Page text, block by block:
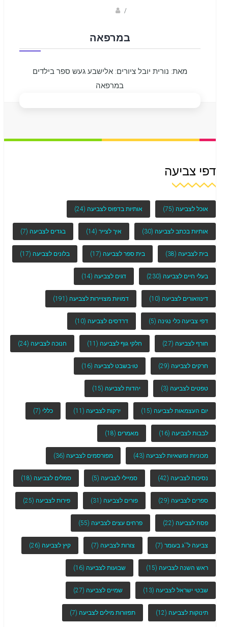
/
במרפאה
מאת: נורית יובל ציורים: אלישבע געש ספר בילדים
במרפאה
דפי צביעה
אוכל לצביעה (75) אותיות בדפוס לצביעה (24)
אותיות בכתב לצביעה (30) איך לצייר (14) בגדים לצביעה (7)
בית לצביעה (38) בית ספר לצביעה (17) בלונים לצביעה (17)
בעלי חיים לצביעה (230) דגים לצביעה (14)
דינוזאורים לצביעה (10) דמויות מצויירות לצביעה (191)
דפי צביעה כלי נגינה (5) דרדסים לצביעה (10)
חורף לצביעה (27) חלקי גוף לצביעה (11) חנוכה לצביעה (24)
חרקים לצביעה (29) טו-בשבט לצביעה (16)
טפטים לצביעה (3) יהדות לצביעה (15)
יום העצמאות לצביעה (15) ירקות לצביעה (11) כללי (7)
לבבות לצביעה (16) מאמרים (18)
מכוניות ומשאיות לצביעה (43) מפורסמים לצביעה (36)
נסיכות לצביעה (42) סמיילי לצביעה (5) סמלים לצביעה (18)
ספרים לצביעה (29) פורים לצביעה (31) פירות לצביעה (25)
פסח לצביעה (22) פרחים עצים לצביעה (55)
צביעה ל''ג בעומר (7) צורות לצביעה (7) קיץ לצביעה (26)
ראש השנה לצביעה (15) שבועות לצביעה (16)
שבטי ישראל לצביעה (13) שמיים לצביעה (27)
תינוקות לצביעה (12) תפזורות מילים לצביעה (7)